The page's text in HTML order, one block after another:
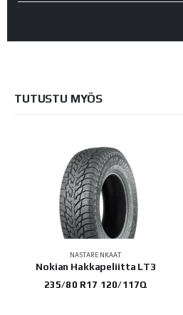
TUTUSTU MYÖS
NASTARENKAAT
Nokian Hakkapeliitta LT3
235/80 R17 120/117Q